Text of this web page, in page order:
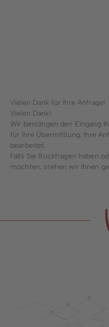
Bauhof
Schwimmbad
Vielen Dank für Ihre Anfrage!
Vielen Dank!
Wir bestätigen den Eingang
für Ihre Übermittlung. Ihre
bearbeitet.
Falls Sie Rückfragen haben
möchten, stehen wir Ihnen